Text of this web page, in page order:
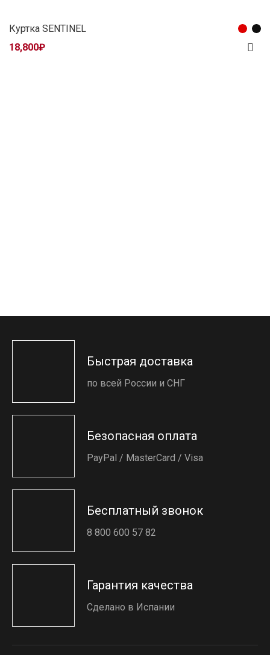
Куртка SENTINEL
18,800₽
Быстрая доставка
по всей России и СНГ
Безопасная оплата
PayPal / MasterCard / Visa
Бесплатный звонок
8 800 600 57 82
Гарантия качества
Сделано в Испании